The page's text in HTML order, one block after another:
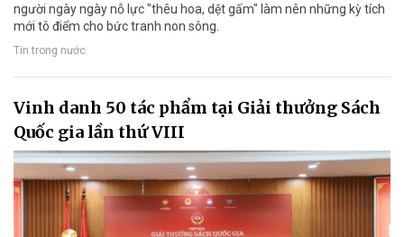
người ngày ngày nỗ lực "thêu hoa, dệt gấm" làm nên những kỳ tích
mới tô điểm cho bức tranh non sông.
Tin trong nước
Vinh danh 50 tác phẩm tại Giải thưởng Sách
Quốc gia lần thứ VIII